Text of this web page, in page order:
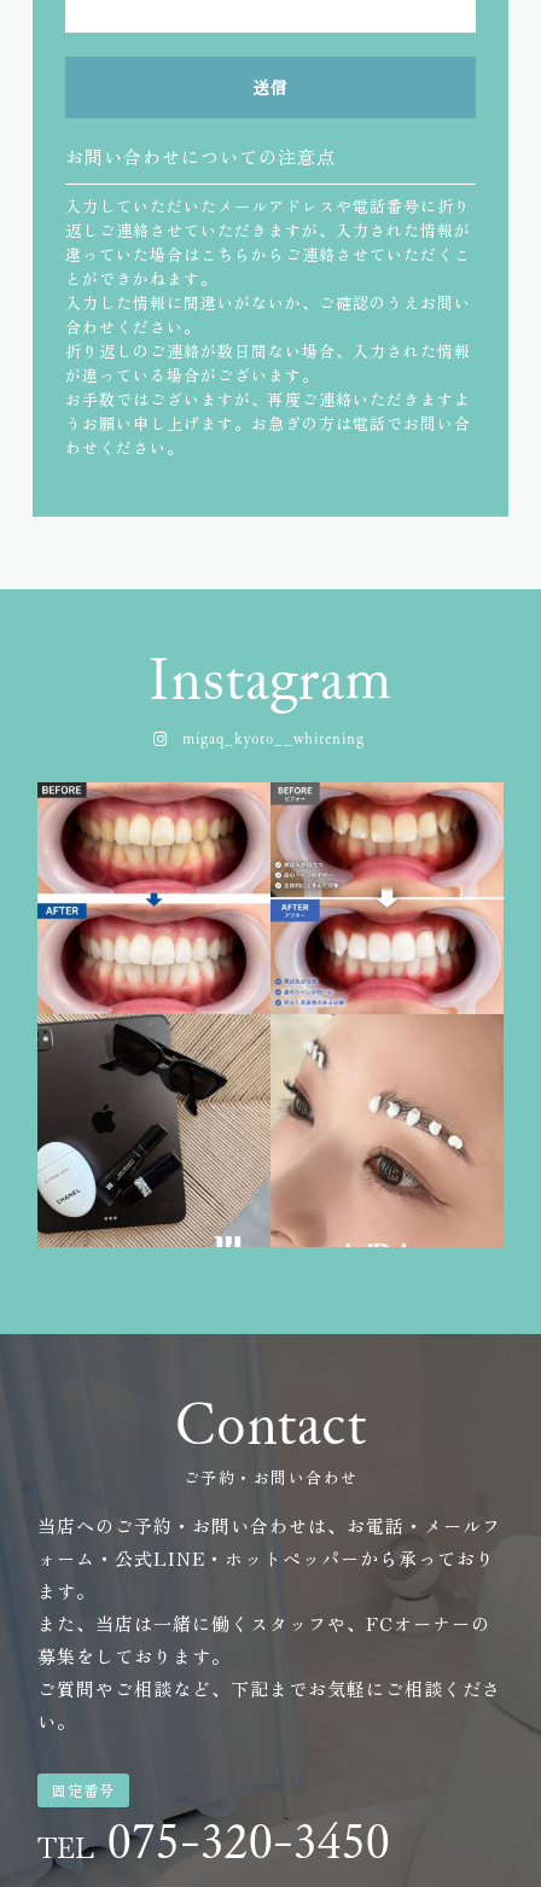
送信
お問い合わせについての注意点
入力していただいたメールアドレスや電話番号に折り
返しご連絡させていただきますが、入力された情報が
違っていた場合はこちらからご連絡させていただくこ
とができかねます。
入力した情報に間違いがないか、ご確認のうえお問い
合わせください。
折り返しのご連絡が数日間ない場合、入力された情報
が違っている場合がございます。
お手数ではございますが、再度ご連絡いただきますよ
うお願い申し上げます。お急ぎの方は電話でお問い合
わせください。
Instagram
migaq_kyoto__whitening
Contact
ご予約・お問い合わせ
当店へのご予約・お問い合わせは、お電話・メールフ
ォーム・公式LINE・ホットペッパーから承っており
ます。
また、当店は一緒に働くスタッフや、FCオーナーの
募集をしております。
ご質問やご相談など、下記までお気軽にご相談くださ
い。
固定番号
TEL075-320-3450